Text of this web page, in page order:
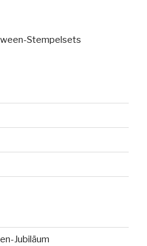
Stempelsets
Jubiläum